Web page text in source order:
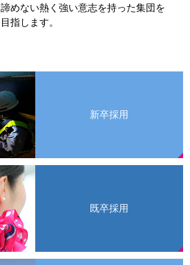
諦めない熱く強い意志を持った集団を
目指します。
新卒採用
既卒採用